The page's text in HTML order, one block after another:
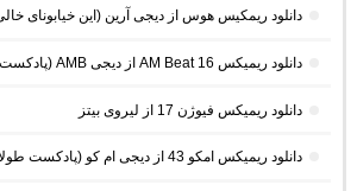
دانلود ریمکیس هوس از دیجی آرین (این خیابونای
دانلود ریمیکس AM Beat 16 از دیجی AMB (پادکست طولانی شنیدنی)
دانلود ریمیکس فیوژن 17 از لیروی بیتز
دانلود ریمیکس امکو 43 از دیجی ام کو (پادکست طولانی عاشقانه)